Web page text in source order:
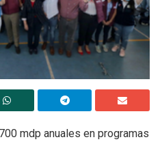
mdp anuales en programas